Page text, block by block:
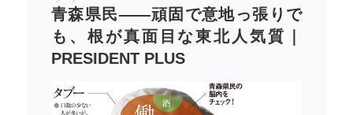
青森県民――頑固で意地っ張りで
も、根が真面目な東北人気質｜
PRESIDENT PLUS